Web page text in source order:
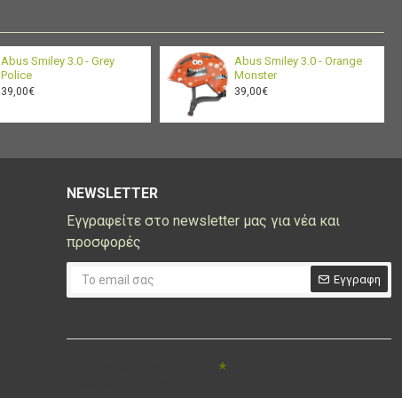
Abus Smiley 3.0 - Grey
Police
39,00€
Abus Smiley 3.0 - Orange
Monster
39,00€
NEWSLETTER
Εγγραφείτε στο newsletter μας για νέα και
προσφορές
Εγγραφη